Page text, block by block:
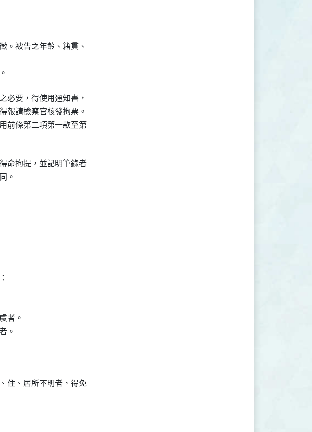
。被告之年齡、籍貫、
必要，得使用通知書，
報請檢察官核發拘票。
前條第二項第一款至第
命拘提，並記明筆錄者
。
者。
。
住、居所不明者，得免